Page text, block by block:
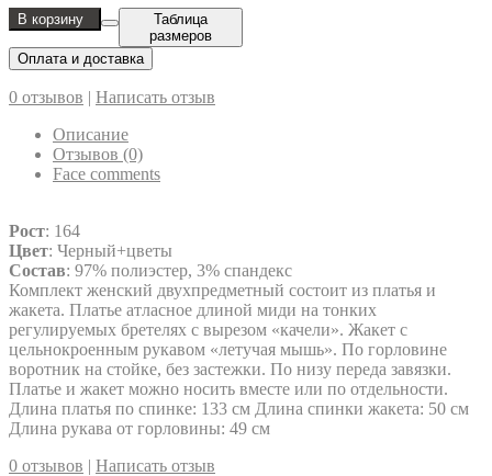
В корзину
Таблица
размеров
Оплата и доставка
0 отзывов | Написать отзыв
Описание
Отзывов (0)
Face comments
Рост: 164
Цвет: Черный+цветы
Состав: 97% полиэстер, 3% спандекс
Комплект женский двухпредметный состоит из платья и
жакета. Платье атласное длиной миди на тонких
регулируемых бретелях с вырезом «качели». Жакет с
цельнокроенным рукавом «летучая мышь». По горловине
воротник на стойке, без застежки. По низу переда завязки.
Платье и жакет можно носить вместе или по отдельности.
Длина платья по спинке: 133 см Длина спинки жакета: 50 см
Длина рукава от горловины: 49 см
0 отзывов | Написать отзыв